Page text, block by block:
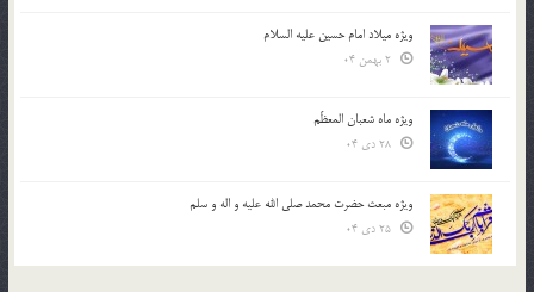
ویژه میلاد امام حسین علیه السلام
ویژه ماه شعبان المعظّم
ویژه مبعث حضرت محمد صلی الله علیه و اله و سلم